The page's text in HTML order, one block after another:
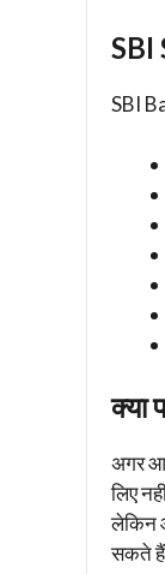
SBI
SBI
क्या
अगर
लिए
लेकिन
सकते